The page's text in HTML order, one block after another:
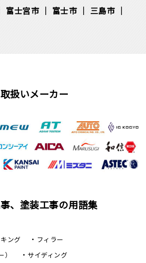
富士宮市 富士市
三島市
取扱いメーカー
、塗装工事の用語集
ング
フィラー
サイディング